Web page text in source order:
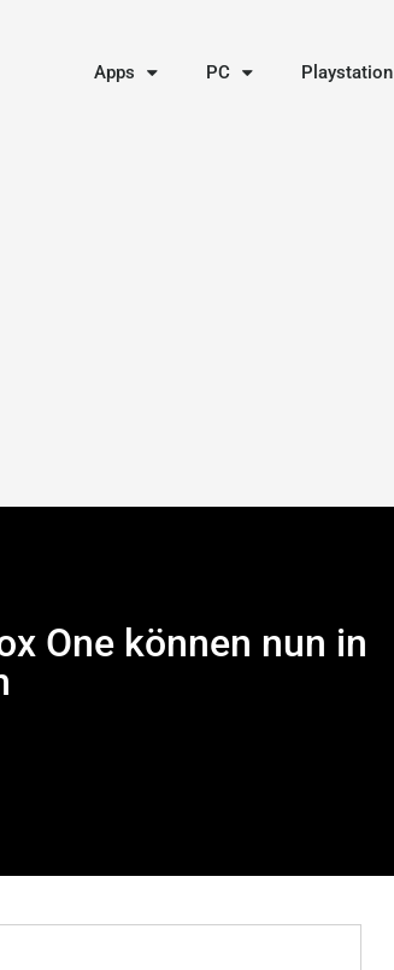
Apps PC Playstation
One können nun in